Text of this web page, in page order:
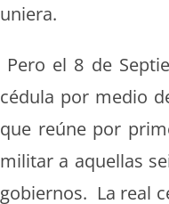
uniera.
Pero el 8 de
cédu­la por medio
que reúne por
mil­i­tar a aque­l­las
gob­ier­nos. La real